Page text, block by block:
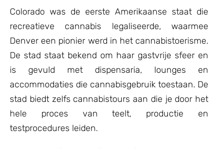
Colorado was de eerste Amerikaanse staat die
recreatieve cannabis legaliseerde, waarmee
Denver een pionier werd in het cannabistoerisme.
De stad staat bekend om haar gastvrije sfeer en
is gevuld met dispensaria, lounges en
accommodaties die cannabisgebruik toestaan. De
stad biedt zelfs cannabistours aan die je door het
hele proces van teelt, productie en
testprocedures leiden.